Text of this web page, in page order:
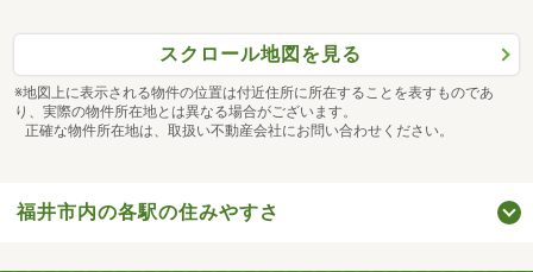
スクロール地図を見る
※地図上に表示される物件の位置は付近住所に所在することを表すものであ
り、実際の物件所在地とは異なる場合がございます。
正確な物件所在地は、取扱い不動産会社にお問い合わせください。
福井市内の各駅の住みやすさ